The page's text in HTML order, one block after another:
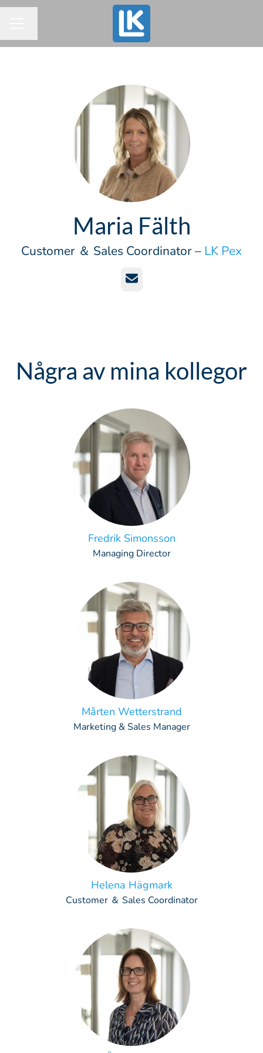
Maria Fälth
Customer ＆ Sales Coordinator – LK Pex
E-post
Några av mina kollegor
Fredrik Simonsson
Managing Director
Mårten Wetterstrand
Marketing & Sales Manager
Helena Hägmark
Customer ＆ Sales Coordinator